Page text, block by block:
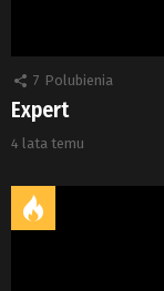
7 Polubienia
Expert
4 lata temu